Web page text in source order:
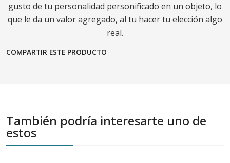
gusto de tu personalidad personificado en un objeto, lo
que le da un valor agregado, al tu hacer tu elección algo
real.
COMPARTIR ESTE PRODUCTO
También podría interesarte uno de
estos